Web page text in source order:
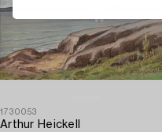
1730053
Arthur Heickell